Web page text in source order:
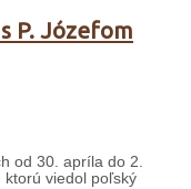
P. Józefom
od 30. apríla do 2.
ktorú viedol poľský